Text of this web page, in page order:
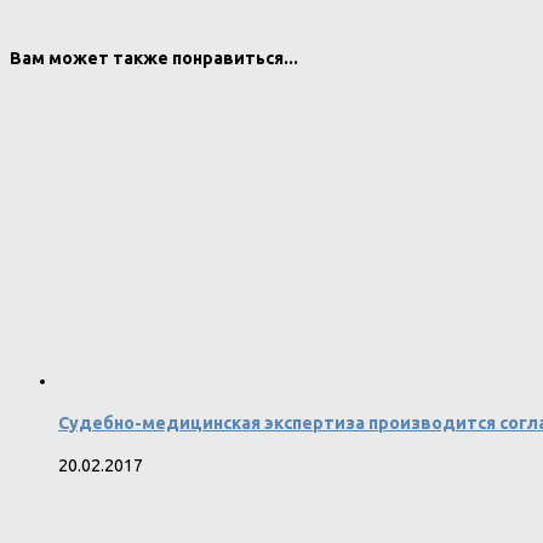
Вам может также понравиться...
Судебно-медицинская экспертиза производится
20.02.2017